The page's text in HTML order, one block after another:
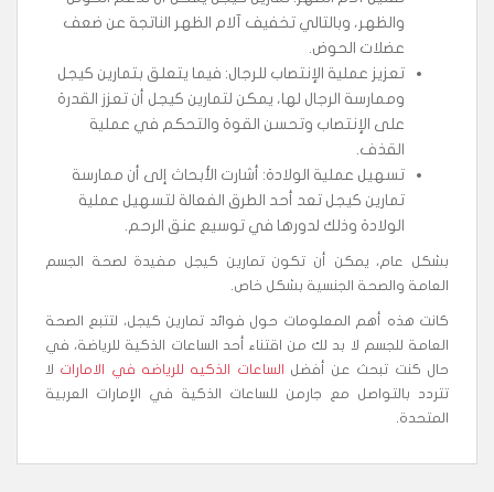
والظهر، وبالتالي تخفيف آلام الظهر الناتجة عن ضعف
عضلات الحوض.
تعزيز عملية الإنتصاب للرجال: فيما يتعلق بتمارين كيجل
وممارسة الرجال لها، يمكن لتمارين كيجل أن تعزز القدرة
على الإنتصاب وتحسن القوة والتحكم في عملية
القذف.
تسهيل عملية الولادة: أشارت الأبحاث إلى أن ممارسة
تمارين كيجل تعد أحد الطرق الفعالة لتسهيل عملية
الولادة وذلك لدورها في توسيع عنق الرحم.
بشكل عام، يمكن أن تكون تمارين كيجل مفيدة لصحة الجسم
العامة والصحة الجنسية بشكل خاص.
كانت هذه أهم المعلومات حول فوائد تمارين كيجل، لتتبع الصحة
العامة للجسم لا بد لك من اقتناء أحد الساعات الذكية للرياضة، في
حال كنت تبحث عن أفضل
الساعات الذكيه للرياضه في الامارات لا
تتردد بالتواصل مع جارمن للساعات الذكية في الإمارات العربية
المتحدة.